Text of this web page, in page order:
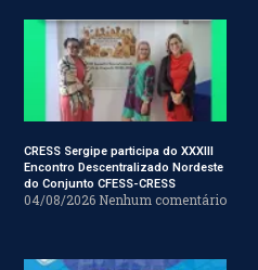
CRESS Sergipe participa do XXXIII
Encontro Descentralizado Nordeste
do Conjunto CFESS-CRESS
04/08/2026 Nenhum comentário